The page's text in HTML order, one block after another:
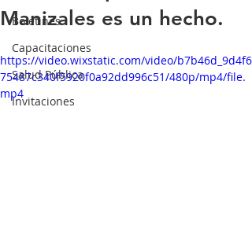
Boletines
Capacitaciones
Salud Pública
Invitaciones
Manizales es un hecho.
https://video.wixstatic.com/video/b7b46d_9d4f6
75487c340f5920f0a92dd996c51/480p/mp4/file.
mp4